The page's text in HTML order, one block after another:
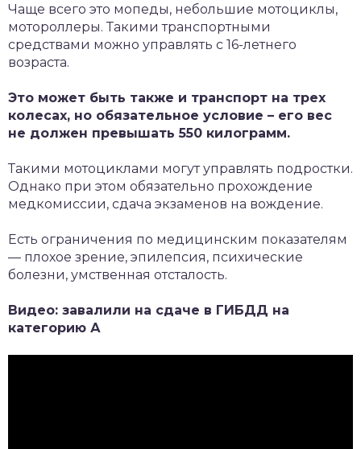
Чаще всего это мопеды, небольшие мотоциклы,
мотороллеры. Такими транспортными
средствами можно управлять с 16-летнего
возраста.
Это может быть также и транспорт на трех
колесах, но обязательное условие – его вес
не должен превышать 550 килограмм.
Такими мотоциклами могут управлять подростки.
Однако при этом обязательно прохождение
медкомиссии, сдача экзаменов на вождение.
Есть ограничения по медицинским показателям
— плохое зрение, эпилепсия, психические
болезни, умственная отсталость.
Видео: завалили на сдаче в ГИБДД на
категорию А